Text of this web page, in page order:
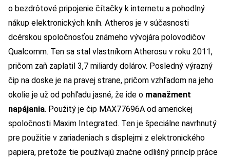
o bezdrôtové pripojenie čítačky k internetu a pohodlný
nákup elektronických kníh. Atheros je v súčasnosti
dcérskou spoločnosťou známeho vývojára polovodičov
Qualcomm. Ten sa stal vlastníkom Atherosu v roku 2011,
pričom zaň zaplatil 3,7 miliardy dolárov. Posledný výrazný
čip na doske je na pravej strane, pričom vzhľadom na jeho
okolie je už od pohľadu jasné, že ide o manažment
napájania. Použitý je čip MAX77696A od americkej
spoločnosti Maxim Integrated. Ten je špeciálne navrhnutý
pre použitie v zariadeniach s displejmi z elektronického
papiera, pretože tie používajú značne odlišný princíp práce